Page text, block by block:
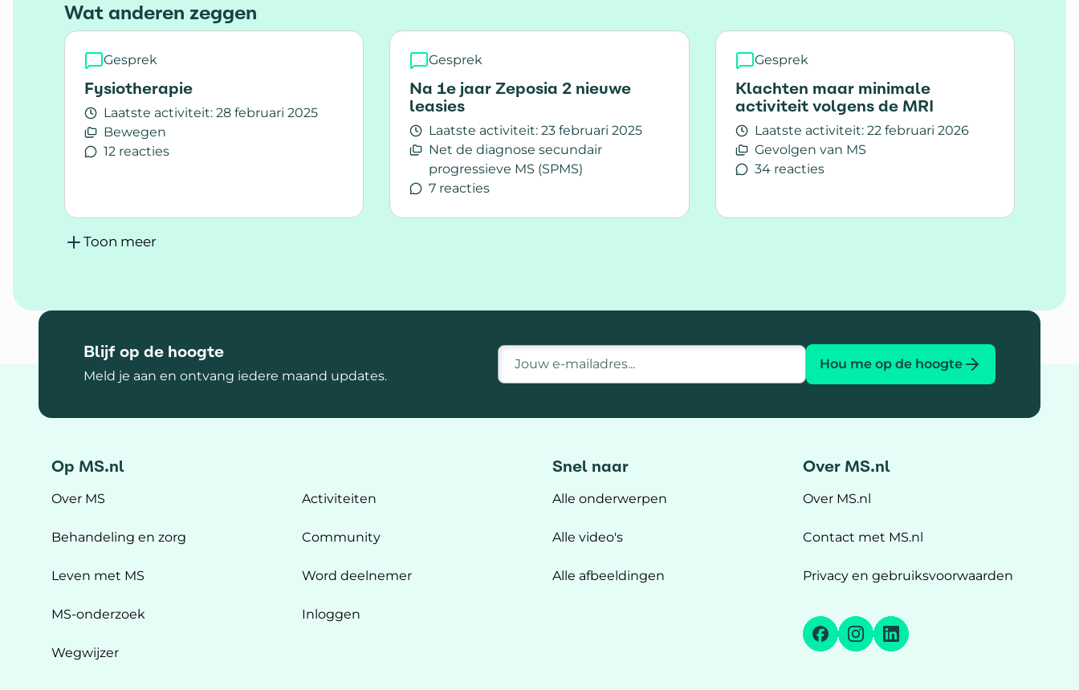
Wat anderen zeggen
Gesprek
Fysiotherapie
Laatste activiteit: 28 februari 2025
Bewegen
12 reacties
Gesprek
Na 1e jaar Zeposia 2 nieuwe
leasies
Laatste activiteit: 23 februari 2025
Net de diagnose secundair
progressieve MS (SPMS)
7 reacties
Lees meer over Na 1e jaar Zeposia 2 nieuwe leasies
Gesprek
Klachten maar minimale
activiteit volgens de MRI
Laatste activiteit:22 februari 2026
Gevolgen van MS
34 reacties
Toon meer
Blijf op de hoogte
Meld je aan en ontvang iedere maand updates.
E-mailadres
Hou me op de hoogte
Op MS.nl
Over MS
Behandeling en zorg
Leven met MS
MS-onderzoek
Wegwijzer
Activiteiten
Community
Word deelnemer
Inloggen
Snel naar
Alle onderwerpen
Alle video's
Alle afbeeldingen
Over MS.nl
Over MS.nl
Contact met MS.nl
Privacy en gebruiksvoorwaarden
FacebookInstagram
LinkedIn